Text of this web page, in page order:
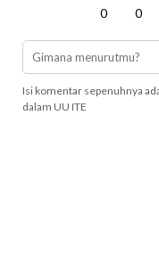
0 0
Isi komentar sepenuhnya
dalam UU ITE